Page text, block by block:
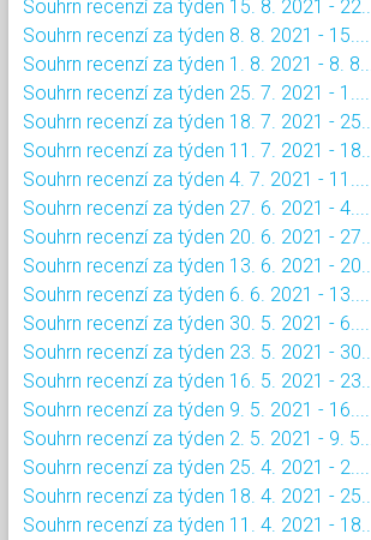
Souhrn recenzí za týden 15. 8. 2021 - 22....
Souhrn recenzí za týden 8. 8. 2021 - 15....
Souhrn recenzí za týden 1. 8. 2021 - 8. 8....
Souhrn recenzí za týden 25. 7. 2021 - 1....
Souhrn recenzí za týden 18. 7. 2021 - 25....
Souhrn recenzí za týden 11. 7. 2021 - 18....
Souhrn recenzí za týden 4. 7. 2021 - 11....
Souhrn recenzí za týden 27. 6. 2021 - 4....
Souhrn recenzí za týden 20. 6. 2021 - 27....
Souhrn recenzí za týden 13. 6. 2021 - 20....
Souhrn recenzí za týden 6. 6. 2021 - 13....
Souhrn recenzí za týden 30. 5. 2021 - 6....
Souhrn recenzí za týden 23. 5. 2021 - 30....
Souhrn recenzí za týden 16. 5. 2021 - 23....
Souhrn recenzí za týden 9. 5. 2021 - 16....
Souhrn recenzí za týden 2. 5. 2021 - 9. 5....
Souhrn recenzí za týden 25. 4. 2021 - 2....
Souhrn recenzí za týden 18. 4. 2021 - 25....
Souhrn recenzí za týden 11. 4. 2021 - 18....